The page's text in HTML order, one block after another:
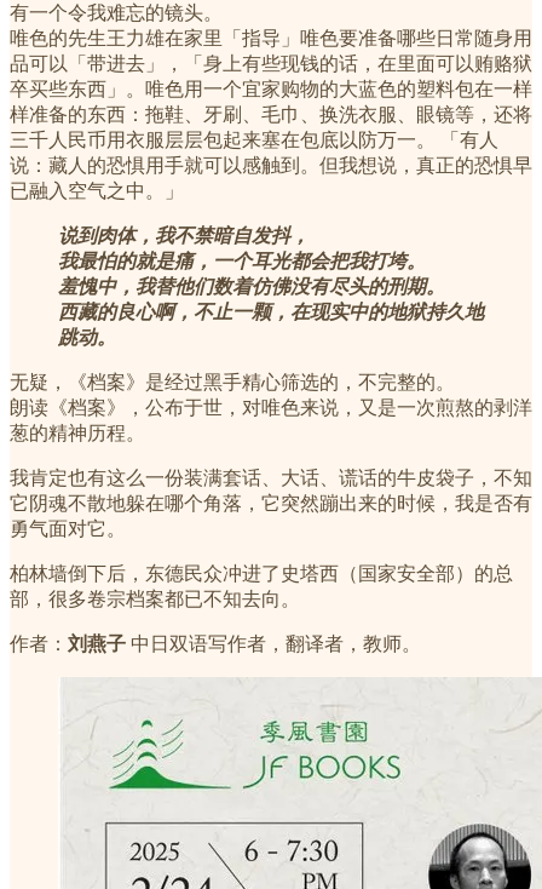
有一个令我难忘的镜头。
唯色的先生王力雄在家里「指导」唯色要准备哪些日常随身用
品可以「带进去」，「身上有些现钱的话，在里面可以贿赂狱
卒买些东西」。唯色用一个宜家购物的大蓝色的塑料包在一样
样准备的东西：拖鞋、牙刷、毛巾、换洗衣服、眼镜等，还将
三千人民币用衣服层层包起来塞在包底以防万一。 「有人
说：藏人的恐惧用手就可以感触到。但我想说，真正的恐惧早
已融入空气之中。」
说到肉体，我不禁暗自发抖，
我最怕的就是痛，一个耳光都会把我打垮。
羞愧中，我替他们数着仿佛没有尽头的刑期。
西藏的良心啊，不止一颗，在现实中的地狱持久地
跳动。
无疑，《档案》是经过黑手精心筛选的，不完整的。
朗读《档案》，公布于世，对唯色来说，又是一次煎熬的剥洋
葱的精神历程。
我肯定也有这么一份装满套话、大话、谎话的牛皮袋子，不知
它阴魂不散地躲在哪个角落，它突然蹦出来的时候，我是否有
勇气面对它。
柏林墙倒下后，东德民众冲进了史塔西（国家安全部）的总
部，很多卷宗档案都已不知去向。
作者： 刘燕子 中日双语写作者，翻译者，教师。